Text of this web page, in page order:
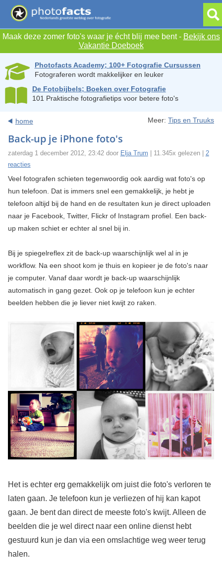
Maak deze zomer foto's waar je écht blij mee bent - Bekijk ons
Vakantie Doeboek
Photofacts Academy; 100+ Fotografie Cursussen
Fotograferen wordt makkelijker en leuker
De Fotobijbels; Boeken over Fotografie
101 Praktische fotografietips voor betere foto's
home Meer:Tips en Truuks
Back-up je iPhone foto's
zaterdag 1 december 2012, 23:42 door Elja Trum | 11.345x gelezen | 2
reacties
Veel fotografen schieten tegenwoordig ook aardig wat foto's op
hun telefoon. Dat is immers snel een gemakkelijk, je hebt je
telefoon altijd bij de hand en de resultaten kun je direct uploaden
naar je Facebook, Twitter, Flickr of Instagram profiel. Een back-
up maken schiet er echter al snel bij in.
Bij je spiegelreflex zit de back-up waarschijnlijk wel al in je
workflow. Na een shoot kom je thuis en kopieer je de foto's naar
je computer. Vanaf daar wordt je back-up waarschijnlijk
automatisch in gang gezet. Ook op je telefoon kun je echter
beelden hebben die je liever niet kwijt zo raken.
Het is echter erg gemakkelijk om juist die foto's verloren te
laten gaan. Je telefoon kun je verliezen of hij kan kapot
gaan. Je bent dan direct de meeste foto's kwijt. Alleen de
beelden die je wel direct naar een online dienst hebt
gestuurd kun je dan via een omslachtige weg weer terug
halen.